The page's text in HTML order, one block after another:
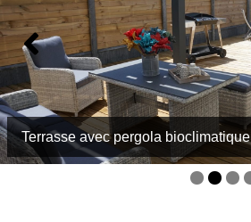
Terrasse avec pergola bioclimatique
Cuisine équipée